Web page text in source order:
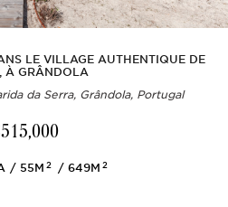
LE VILLAGE AUTHENTIQUE DE
À GRÂNDOLA
da Serra, Grândola, Portugal
55M2 649M2